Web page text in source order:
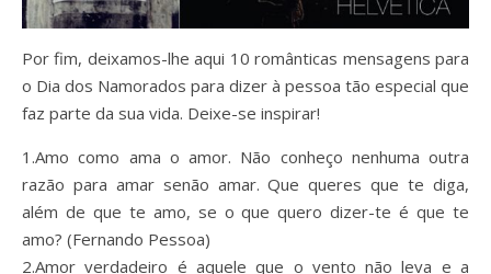
Por fim, deixamos-lhe aqui 10 românticas mensagens para
o Dia dos Namorados para dizer à pessoa tão especial que
faz parte da sua vida. Deixe-se inspirar!
1.Amo como ama o amor. Não conheço nenhuma outra
razão para amar senão amar. Que queres que te diga,
além de que te amo, se o que quero dizer-te é que te
amo? (Fernando Pessoa)
2.Amor verdadeiro é aquele que o vento não leva e a